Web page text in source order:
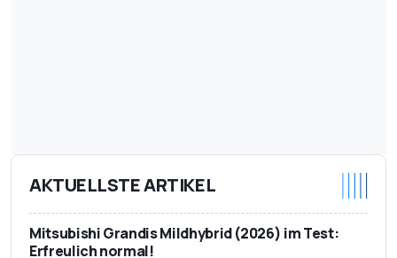
AKTUELLSTE ARTIKEL
Mitsubishi Grandis Mildhybrid (2026) im Test:
Erfreulich normal!